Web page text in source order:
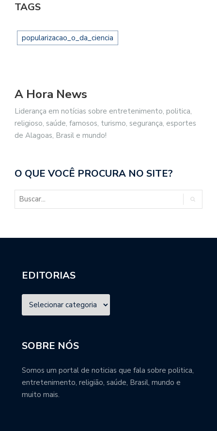
TAGS
popularizacao_o_da_ciencia
A Hora News
Liderança em notícias sobre entretenimento, politica,
religioso, saúde, famosos, turismo, segurança, esportes
de Alagoas, Brasil e mundo!
O QUE VOCÊ PROCURA NO SITE?
EDITORIAS
SOBRE NÓS
Somos um portal de noticias que fala sobre politica,
entretenimento, religião, saúde, Brasil, mundo e
muito mais.